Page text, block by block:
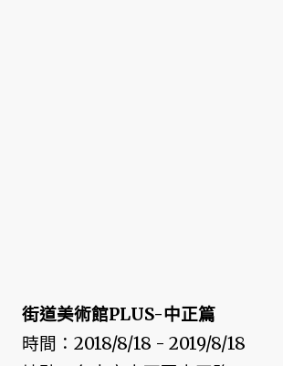
街道美術館PLUS-中正篇
時間：2018/8/18 - 2019/8/18